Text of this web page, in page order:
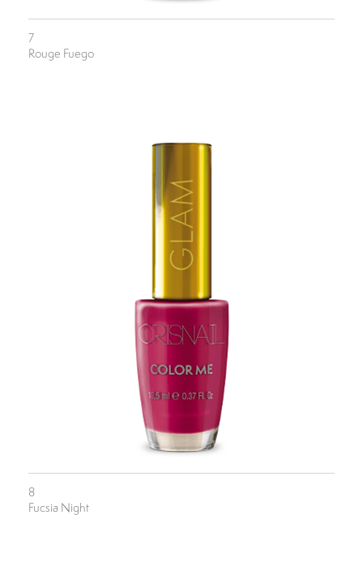
7
Rouge Fuego
8
Fucsia Night